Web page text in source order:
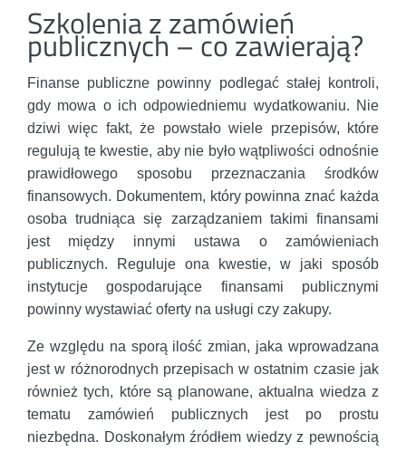
Szkolenia z zamówień
publicznych – co zawierają?
Finanse publiczne powinny podlegać stałej kontroli,
gdy mowa o ich odpowiedniemu wydatkowaniu. Nie
dziwi więc fakt, że powstało wiele przepisów, które
regulują te kwestie, aby nie było wątpliwości odnośnie
prawidłowego sposobu przeznaczania środków
finansowych. Dokumentem, który powinna znać każda
osoba trudniąca się zarządzaniem takimi finansami
jest między innymi ustawa o zamówieniach
publicznych. Reguluje ona kwestie, w jaki sposób
instytucje gospodarujące finansami publicznymi
powinny wystawiać oferty na usługi czy zakupy.
Ze względu na sporą ilość zmian, jaka wprowadzana
jest w różnorodnych przepisach w ostatnim czasie jak
również tych, które są planowane, aktualna wiedza z
tematu zamówień publicznych jest po prostu
niezbędna. Doskonałym źródłem wiedzy z pewnością